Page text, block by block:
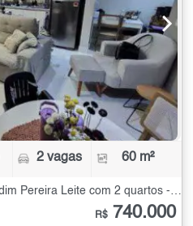
2 vagas 60 m²
Apartamento à Venda no Jardim Pereira Leite com 2 quartos - 60 m²
R$ 740.000